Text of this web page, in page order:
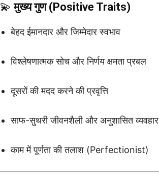
💫मुख्य गुण (Positive Traits)
बेहद ईमानदार और जिम्मेदार स्वभाव
विश्लेषणात्मक सोच और निर्णय क्षमता प्रबल
दूसरों की मदद करने की प्रवृत्ति
साफ-सुथरी जीवनशैली और अनुशासित व्यवहार
काम में पूर्णता की तलाश (Perfectionist)